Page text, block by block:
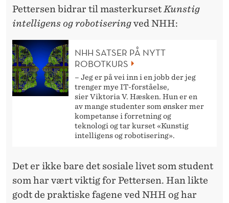
Pettersen bidrar til masterkurset Kunstig
intelligens og robotiseringved NHH:
NHH SATSER PÅ NYTT
ROBOTKURS
– Jeg er på vei inn i en jobb der jeg
trenger mye IT-forståelse,
sier Viktoria V. Hæsken. Hun er en
av mange studenter som ønsker mer
kompetanse i forretning og
teknologi og tar kurset «Kunstig
intelligens og robotisering».
Det er ikke bare det sosiale livet som student
som har vært viktig for Pettersen. Han likte
godt de praktiske fagene ved NHH og har